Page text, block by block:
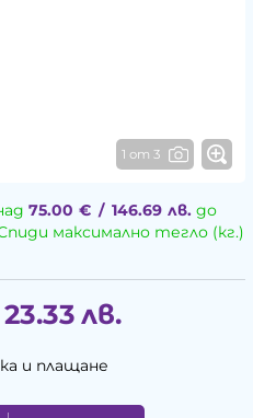
1 от 3
75.00 € / 146.69 лв.до
максимално тегло (кг.)
23.33 лв.
и плащане